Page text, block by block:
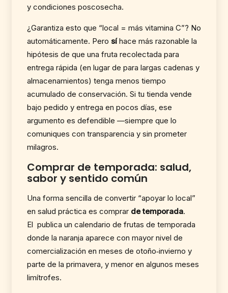
y condiciones poscosecha.
¿Garantiza esto que “local = más vitamina C”? No
automáticamente. Pero síhace más razonable la
hipótesis de que una fruta recolectada para
entrega rápida (en lugar de para largas cadenas y
almacenamientos) tenga menos tiempo
acumulado de conservación. Si tu tienda vende
bajo pedido y entrega en pocos días, ese
argumento es defendible —siempre que lo
comuniques con transparencia y sin prometer
milagros.
Comprar de temporada: salud,
sabor y sentido común
Una forma sencilla de convertir “apoyar lo local”
en salud práctica es comprar de temporada.
El publica un calendario de frutas de temporada
donde la naranja aparece con mayor nivel de
comercialización en meses de otoño‑invierno y
parte de la primavera, y menor en algunos meses
limítrofes.